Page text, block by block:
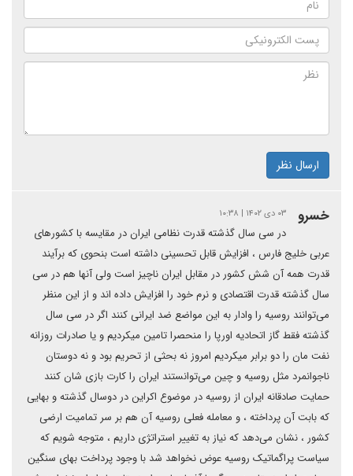
ارسال نظر
خسرو ۰۳ دی ۱۴۰۲ | ۱۰:۳۸
در سی سال گذشته قدرت نظامی ایران در مقایسه با کشورهای
عربی خلیج فارس ، افزایش قابل تحسینی داشته است بنحوی که برآیند
قدرت همه آن شش کشور در مقابل ایران ناچیز است ولی آنها هم در سی
سال گذشته قدرت اقتصادی و نرم خود را افزایش داده اند و از این منظر
می‌توانند روسیه را وادار به این مواضع ضد ایرانی کنند اگر در سی سال
گذشته فقط گاز اتحادیه اورپا را منحصرا تامین میکردیم و یا صادرات روزانه
نفت مان را دو برابر میکردیم امروز نه بحثی از تحریم بود و نه دوستان
ناجوانمرد مثل روسیه و چین می‌توانستند ایران را کارت بازی شان کنند
حمایت صادقانه ایران از روسیه در موضوع اکراین در دوسال گذشته و بهایی
که بابت آن پرداخته ، و معامله فعلی روسیه آن هم بر سر تمامیت ارضی
کشور ، نشان می‌دهد که نیاز به تغییر استراتژی داریم ، متوجه شویم که
سیاست پراگماتیک روسیه عوض نخواهد شد با وجود پرداخت بهای سنگین